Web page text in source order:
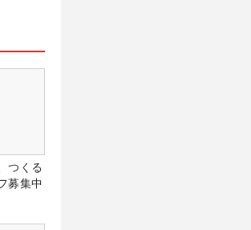
つくる
募集中